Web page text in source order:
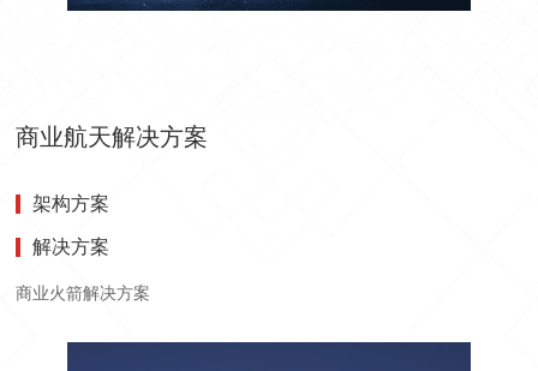
商业航天解决方案
架构方案
解决方案
商业火箭解决方案